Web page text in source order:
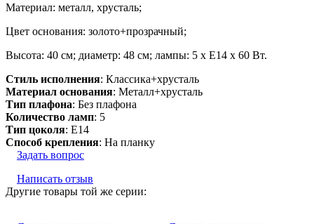
Материал: металл, хрусталь;
Цвет основания: золото+прозрачный;
Высота: 40 см; диаметр: 48 см; лампы: 5 х Е14 х 60 Вт.
Стиль исполнения: Классика+хрусталь
Материал основания: Металл+хрусталь
Тип плафона: Без плафона
Количество ламп: 5
Тип цоколя: E14
Способ крепления: На планку
Задать вопрос
Написать отзыв
Другие товары той же серии: